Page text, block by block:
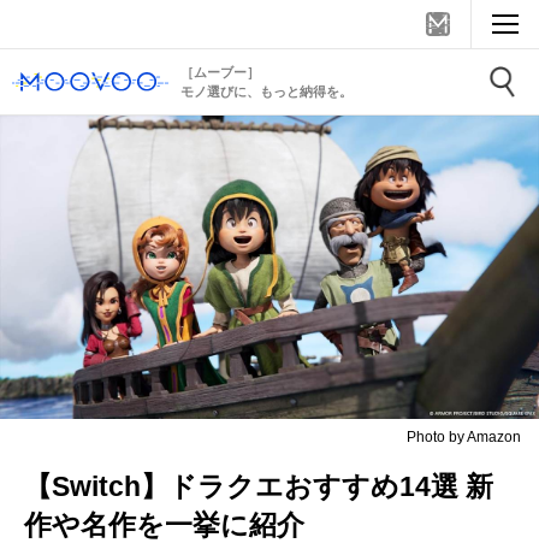
［ムーブー］
モノ選びに、もっと納得を。
Photo by Amazon
【Switch】ドラクエおすすめ14選 新
作や名作を一挙に紹介